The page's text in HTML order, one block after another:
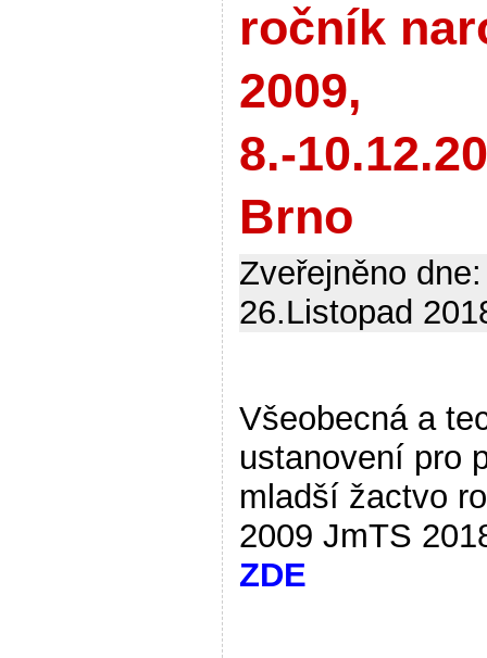
ročník
2009,
8.-
Brno
Zveřejněno dne:
26.Listopad
Všeobecná a
ustanovení pro
mladší žactvo
2009 JmTS
ZDE